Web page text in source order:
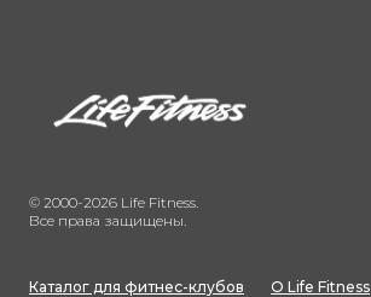
© 2000-2026 Life Fitness.
Все права защищены.
Каталог для фитнес-клубов
О Life Fitness